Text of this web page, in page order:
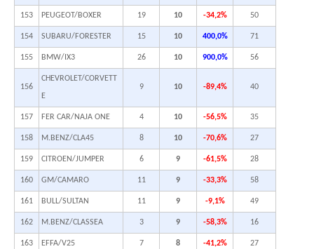
153 PEUGEOT/BOXER 19 10 -34,2% 50
154 SUBARU/FORESTER 15 10 400,0% 71
155 BMW/IX3 26 10 900,0% 56
156
CHEVROLET/CORVETT
E
9 10 -89,4% 40
157 FER CAR/NAJA ONE 4 10 -56,5% 35
158 M.BENZ/CLA45 8 10 -70,6% 27
159 CITROEN/JUMPER 6 9 -61,5% 28
160 GM/CAMARO 11 9 -33,3% 58
161 BULL/SULTAN 11 9 -9,1% 49
162 M.BENZ/CLASSEA 3 9 -58,3% 16
163 EFFA/V25 7 8 -41,2% 27